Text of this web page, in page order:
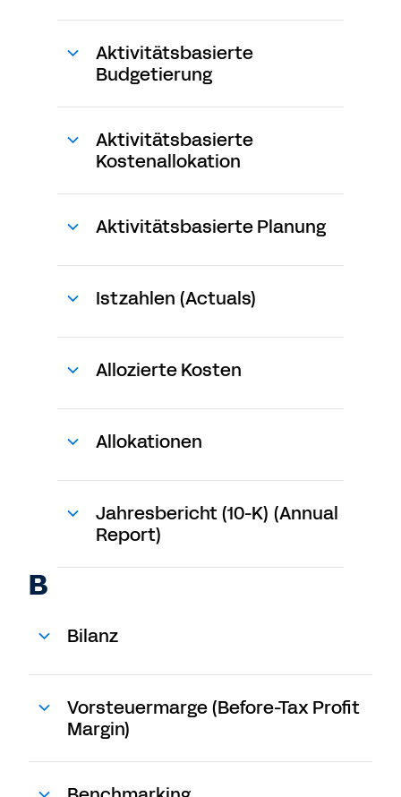
Aktivitätsbasierte
Budgetierung
Aktivitätsbasierte
Kostenallokation
Aktivitätsbasierte Planung
Istzahlen (Actuals)
Allozierte Kosten
Allokationen
Jahresbericht (10-K) (Annual
Report)
B
Bilanz
Vorsteuermarge (Before-Tax Profit
Margin)